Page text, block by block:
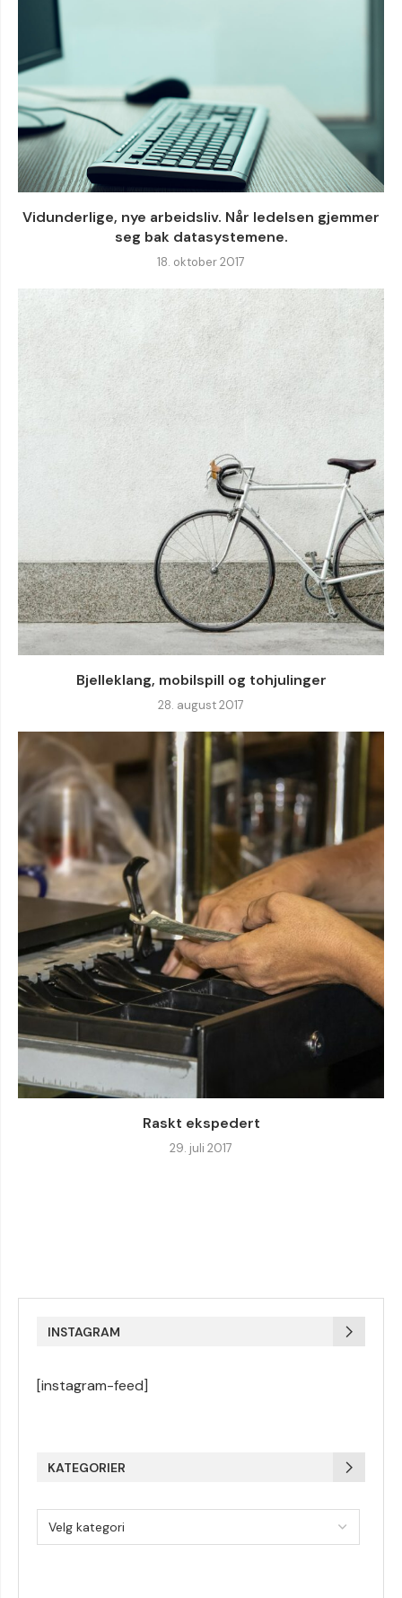
Vidunderlige, nye arbeidsliv. Når ledelsen gjemmer
seg bak datasystemene.
18. oktober 2017
Bjelleklang, mobilspill og tohjulinger
28. august 2017
Raskt ekspedert
29. juli 2017
INSTAGRAM
[instagram-feed]
KATEGORIER